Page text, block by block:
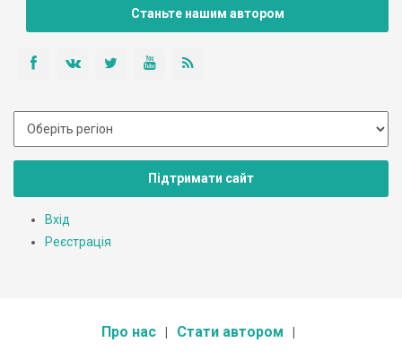
Станьте нашим автором
Підтримати сайт
Вхід
Реєстрація
Про нас Стати автором